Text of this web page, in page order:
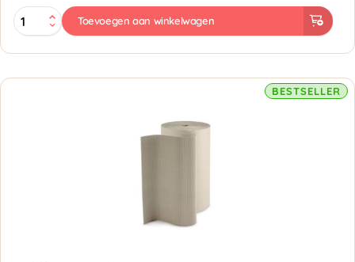
Golfkarton
Rol
aantal
Toevoegen aan winkelwagen
BESTSELLER